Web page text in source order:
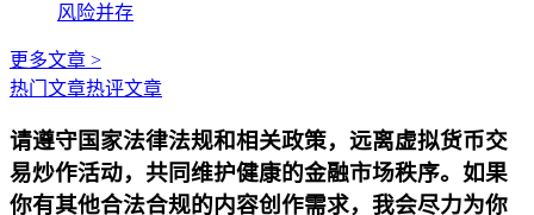
风险并存
更多文章 >
热门文章热评文章
请遵守国家法律法规和相关政策，远离虚拟货币交
易炒作活动，共同维护健康的金融市场秩序。如果
你有其他合法合规的内容创作需求，我会尽力为你